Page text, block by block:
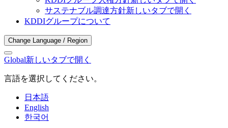
サステナブル調達方針新しいタブで開く
KDDIグループについて
Change Language / Region
Global新しいタブで開く
言語を選択してください。
日本語
English
한국어